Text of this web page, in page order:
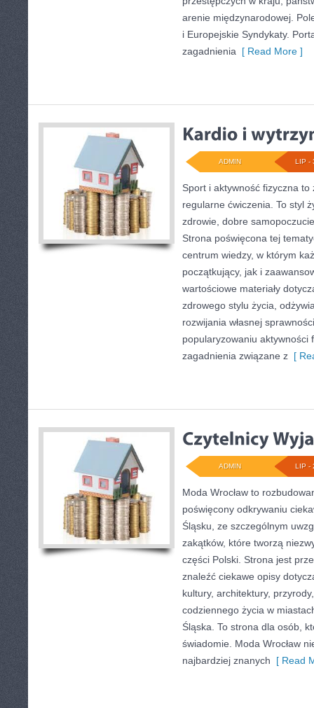
arenie międzynarodowej.
i Europejskie Syndykaty.
zagadnienia [ Read More ]
LIP -
ADMIN
Sport i aktywność fizyczna
regularne ćwiczenia. To styl
zdrowie, dobre
Strona poświęcona tej
centrum wiedzy, w którym
początkujący, jak i
wartościowe materiały
zdrowego stylu życia,
rozwijania własnej
popularyzowaniu aktywności
zagadnienia związane z [
LIP -
ADMIN
Moda Wrocław to
poświęcony odkrywaniu
Śląsku, ze szczególnym
zakątków, które tworzą
części Polski. Strona jest
znaleźć ciekawe opisy
kultury, architektury,
codziennego życia w
Śląska. To strona dla osób,
świadomie. Moda Wrocław
najbardziej znanych [ Read